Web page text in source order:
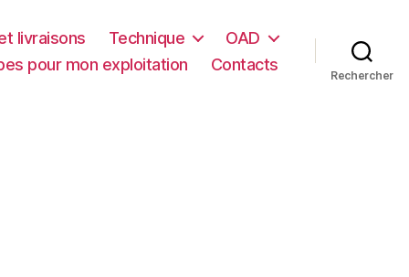
livraisons Technique
OAD
pour mon exploitation Contacts
Rechercher